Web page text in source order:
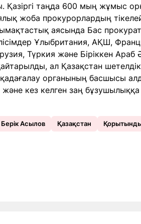
таңда 600 мың жұмыс
жоба прокурорлардың
аясында Бас
Ұлыбритания, АҚШ,
Түркия және Біріккен Араб
ал Қазақстан
органының басшысы
кез келген заң бұзушылыққа
Берік Асылов Қазақстан